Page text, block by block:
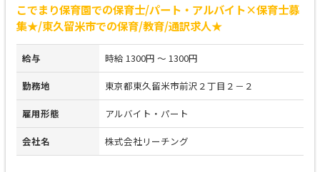
こでまり保育園での保育士/パート・アルバイト×保育士募
集★/東久留米市での保育/教育/通訳求人★
給与 時給 1300円 ～ 1300円
勤務地 東京都東久留米市前沢２丁目２－２
雇用形態 アルバイト・パート
会社名 株式会社リーチング